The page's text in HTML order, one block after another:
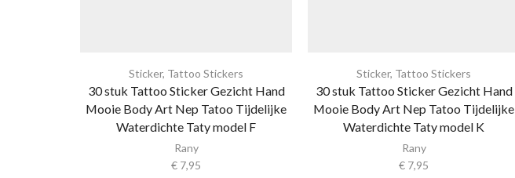
Sticker, Tattoo Stickers
30 stuk Tattoo Sticker Gezicht Hand
Mooie Body Art Nep Tatoo Tijdelijke
Waterdichte Taty model F
Rany
€ 7,95
Sticker, Tattoo Stickers
30 stuk Tattoo Sticker Gezicht Hand
Mooie Body Art Nep Tatoo Tijdelijke
Waterdichte Taty model K
Rany
€ 7,95